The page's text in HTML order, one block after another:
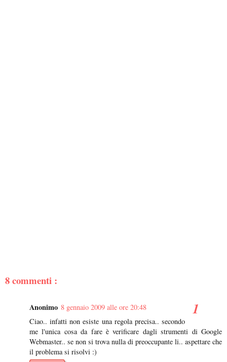
8 commenti :
Anonimo 8 gennaio 2009 alle ore 20:48
Ciao.. infatti non esiste una regola precisa.. secondo
me l'unica cosa da fare è verificare dagli strumenti di Google
Webmaster.. se non si trova nulla di preoccupante li.. aspettare che
il problema si risolvi :)